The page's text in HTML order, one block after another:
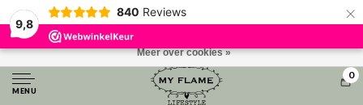
9,8
840 Reviews ×
MENU
0
Door het gebruiken van onze website, ga je akkoord met het gebruik van
cookies om onze website te verbeteren.
Meer over cookies »